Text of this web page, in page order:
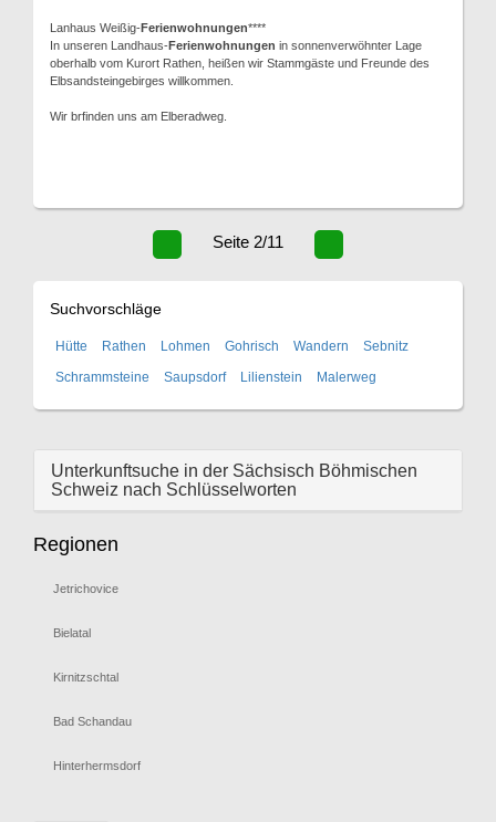
Lanhaus Weißig-Ferienwohnungen****
In unseren Landhaus-Ferienwohnungen in sonnenverwöhnter Lage
oberhalb vom Kurort Rathen, heißen wir Stammgäste und Freunde des
Elbsandsteingebirges willkommen.
Wir brfinden uns am Elberadweg.
Seite 2/11
Suchvorschläge
Hütte Rathen Lohmen Gohrisch Wandern
Sebnitz
Schrammsteine
Saupsdorf Lilienstein Malerweg
Unterkunftsuche in der Sächsisch Böhmischen
Schweiz nach Schlüsselworten
Regionen
Jetrichovice
Bielatal
Kirnitzschtal
Bad Schandau
Hinterhermsdorf